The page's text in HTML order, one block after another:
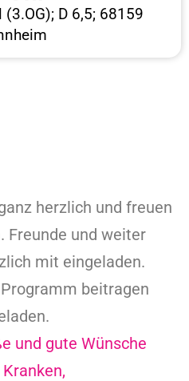
D 6,5; 68159
herzlich und freuen
Freunde und weiter
mit eingeladen.
beitragen
und gute Wünsche